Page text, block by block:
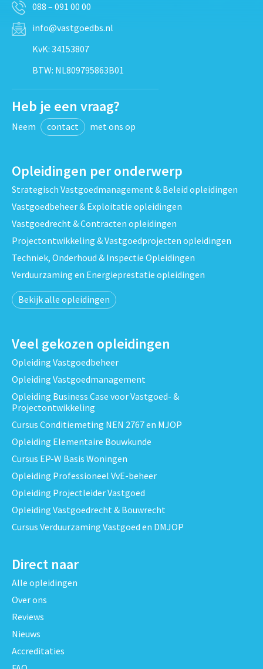
088 – 091 00 00
info@vastgoedbs.nl
KvK: 34153807
BTW: NL809795863B01
Heb je een vraag?
Neem contact met ons op
Opleidingen per onderwerp
Strategisch Vastgoedmanagement & Beleid opleidingen
Vastgoedbeheer & Exploitatie opleidingen
Vastgoedrecht & Contracten opleidingen
Projectontwikkeling & Vastgoedprojecten opleidingen
Techniek, Onderhoud & Inspectie Opleidingen
Verduurzaming en Energieprestatie opleidingen
Bekijk alle opleidingen
Veel gekozen opleidingen
Opleiding Vastgoedbeheer
Opleiding Vastgoedmanagement
Opleiding Business Case voor Vastgoed- &
Projectontwikkeling
Cursus Conditiemeting NEN 2767 en MJOP
Opleiding Elementaire Bouwkunde
Cursus EP-W Basis Woningen
Opleiding Professioneel VvE-beheer
Opleiding Projectleider Vastgoed
Opleiding Vastgoedrecht & Bouwrecht
Cursus Verduurzaming Vastgoed en DMJOP
Direct naar
Alle opleidingen
Over ons
Reviews
Nieuws
Accreditaties